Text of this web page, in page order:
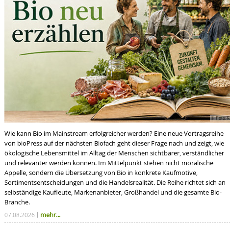
©
Wie kann Bio im Mainstream erfolgreicher werden? Eine neue Vortragsreihe
von bioPress auf der nächsten Biofach geht dieser Frage nach und zeigt, wie
ökologische Lebensmittel im Alltag der Menschen sichtbarer, verständlicher
und relevanter werden können. Im Mittelpunkt stehen nicht moralische
Appelle, sondern die Übersetzung von Bio in konkrete Kaufmotive,
Sortimentsentscheidungen und die Handelsrealität. Die Reihe richtet sich an
selbständige Kaufleute, Markenanbieter, Großhandel und die gesamte Bio-
Branche.
07.08.2026 mehr...